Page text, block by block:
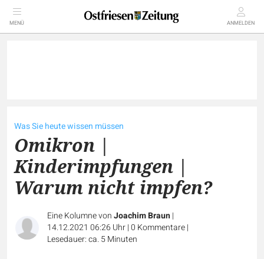
MENÜ ANMELDEN
Was Sie heute wissen müssen
Omikron |
Kinderimpfungen |
Warum nicht impfen?
Eine Kolumne vonJoachim Braun|
14.12.2021 06:26 Uhr|0 Kommentare|
Lesedauer: ca. 5 Minuten